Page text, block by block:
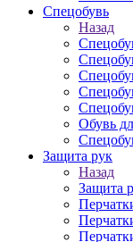
Спецобувь
Назад
Обувь
Защита рук
Назад
Защита